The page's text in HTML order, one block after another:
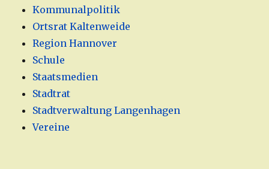
Kommunalpolitik
Ortsrat Kaltenweide
Region Hannover
Schule
Staatsmedien
Stadtrat
Stadtverwaltung Langenhagen
Vereine